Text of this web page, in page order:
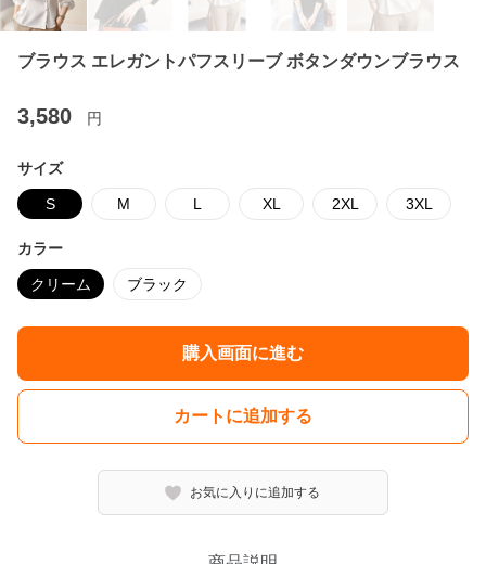
ブラウス エレガントパフスリーブ ボタンダウンブラウス
3,580 円
サイズ
S M L XL 2XL 3XL
カラー
クリーム ブラック
購入画面に進む
カートに追加する
お気に入りに追加する